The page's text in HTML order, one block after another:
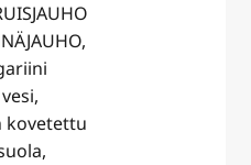
kovetettu